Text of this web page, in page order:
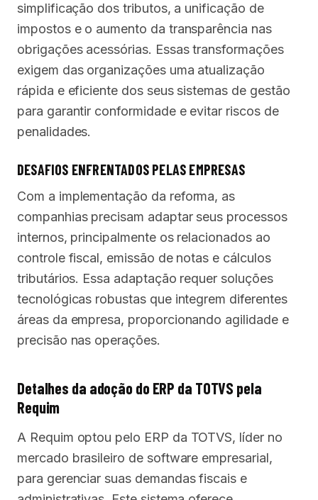
simplificação dos tributos, a unificação de
impostos e o aumento da transparência nas
obrigações acessórias. Essas transformações
exigem das organizações uma atualização
rápida e eficiente dos seus sistemas de gestão
para garantir conformidade e evitar riscos de
penalidades.
DESAFIOS ENFRENTADOS PELAS EMPRESAS
Com a implementação da reforma, as
companhias precisam adaptar seus processos
internos, principalmente os relacionados ao
controle fiscal, emissão de notas e cálculos
tributários. Essa adaptação requer soluções
tecnológicas robustas que integrem diferentes
áreas da empresa, proporcionando agilidade e
precisão nas operações.
Detalhes da adoção do ERP da TOTVS pela
Requim
A Requim optou pelo ERP da TOTVS, líder no
mercado brasileiro de software empresarial,
para gerenciar suas demandas fiscais e